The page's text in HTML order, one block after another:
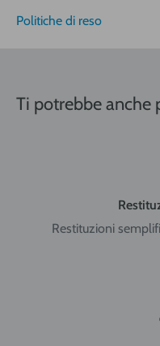
Adige, Lombardia, Emilia
d'Aosta, Toscana,
Sud: Molise, Campania,
Isole: Sicilia, Sardegna.
Politiche di reso
Ti potrebbe anche
Restituzioni